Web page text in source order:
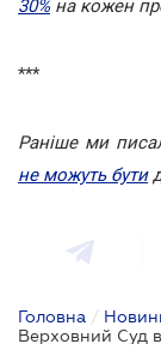
30% на кожен
***
Раніше ми
не можуть бути
Головна /